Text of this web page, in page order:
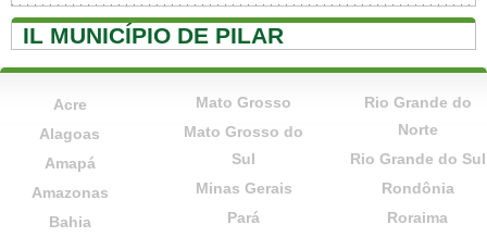
IL MUNICÍPIO DE PILAR
Acre
Alagoas
Amapá
Amazonas
Bahia
Mato Grosso
Mato Grosso do
Sul
Minas Gerais
Pará
Rio Grande do
Norte
Rio Grande do Sul
Rondônia
Roraima